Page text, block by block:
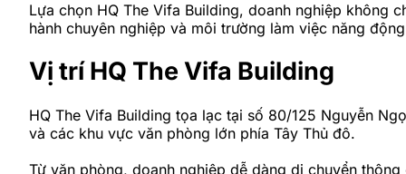
Lựa chọn HQ The Vifa Building, doanh nghiệp không
hành chuyên nghiệp và môi trường làm việc năng
Vị trí HQ The Vifa Building
HQ The Vifa Building tọa lạc tại số 80/125 Nguyễn
và các khu vực văn phòng lớn phía Tây Thủ đô.
Từ văn phòng, doanh nghiệp dễ dàng di chuyển